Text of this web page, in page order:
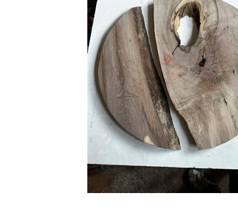
499 Kč